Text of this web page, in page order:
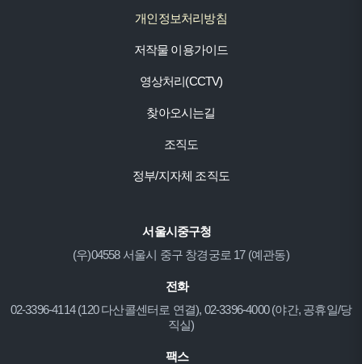
개인정보처리방침
저작물 이용가이드
영상처리(CCTV)
찾아오시는길
조직도
정부/지자체 조직도
서울시중구청
(우)04558 서울시 중구 창경궁로 17 (예관동)
전화
02-3396-4114 (120 다산콜센터로 연결), 02-3396-4000 (야간, 공휴일/당
직실)
팩스